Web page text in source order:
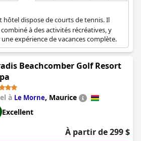
hôtel dispose de courts de tennis. Il
à des activités récréatives, y
expérience de vacances complète.
Beachcomber Golf Resort
à Le Morne, Maurice
Excellent
À partir de 299 $